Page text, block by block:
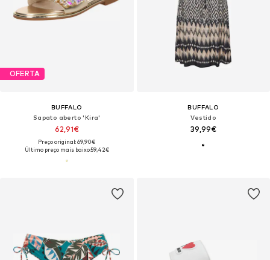
OFERTA
BUFFALO
Sapato aberto 'Kira'
62,91€
Preço original: 69,90€
Último preço mais baixo:59,42€
BUFFALO
Vestido
39,99€